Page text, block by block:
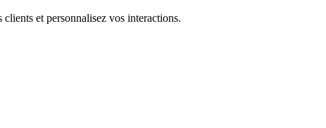
et personnalisez vos interactions.